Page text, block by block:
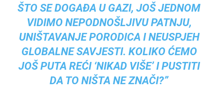
ŠTO SE DOGAĐA U GAZI, JOŠ JEDNOM
VIDIMO NEPODNOŠLJIVU PATNJU,
UNIŠTAVANJE PORODICA I NEUSPJEH
GLOBALNE SAVJESTI. KOLIKO ĆEMO
JOŠ PUTA REĆI ‘NIKAD VIŠE’ I PUSTITI
DA TO NIŠTA NE ZNAČI?”